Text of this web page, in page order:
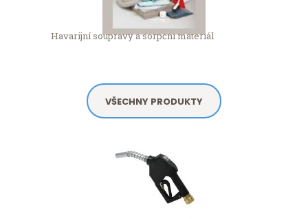
Havarijní soupravy a sorpční materiál
VŠECHNY PRODUKTY